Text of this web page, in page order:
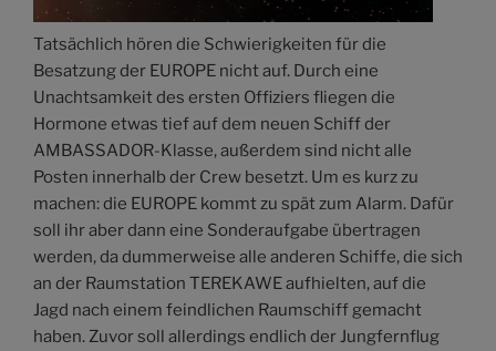
Tatsächlich hören die Schwierigkeiten für die
Besatzung der EUROPE nicht auf. Durch eine
Unachtsamkeit des ersten Offiziers fliegen die
Hormone etwas tief auf dem neuen Schiff der
AMBASSADOR-Klasse, außerdem sind nicht alle
Posten innerhalb der Crew besetzt. Um es kurz zu
machen: die EUROPE kommt zu spät zum Alarm. Dafür
soll ihr aber dann eine Sonderaufgabe übertragen
werden, da dummerweise alle anderen Schiffe, die sich
an der Raumstation TEREKAWE aufhielten, auf die
Jagd nach einem feindlichen Raumschiff gemacht
haben. Zuvor soll allerdings endlich der Jungfernflug